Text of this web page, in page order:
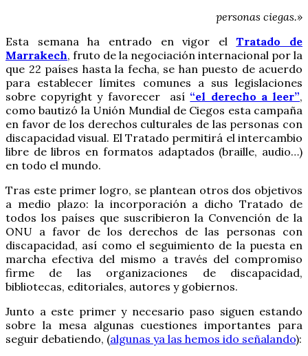
personas ciegas.»
Esta semana ha entrado en vigor elTratado de
Marrakech, fruto de la negociación internacional por la
que 22 países hasta la fecha, se han puesto de acuerdo
para establecer límites comunes a sus legislaciones
sobre copyright y favorecer así “el derecho a leer”,
como bautizó la Unión Mundial de Ciegos esta campaña
en favor de los derechos culturales de las personas con
discapacidad visual. El Tratado permitirá el intercambio
libre de libros en formatos adaptados (braille, audio…)
en todo el mundo.
Tras este primer logro, se plantean otros dos objetivos
a medio plazo: la incorporación a dicho Tratado de
todos los países que suscribieron la Convención de la
ONU a favor de los derechos de las personas con
discapacidad, así como el seguimiento de la puesta en
marcha efectiva del mismo a través del compromiso
firme de las organizaciones de discapacidad,
bibliotecas, editoriales, autores y gobiernos.
Junto a este primer y necesario paso siguen estando
sobre la mesa algunas cuestiones importantes para
seguir debatiendo, (algunas ya las hemos ido señalando):